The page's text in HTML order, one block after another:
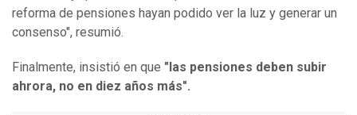
reforma de pensiones hayan podido ver la luz y generar un
consenso", resumió.
Finalmente, insistió en que "las pensiones deben subir
ahrora, no en diez años más".